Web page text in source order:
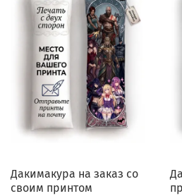
Дакимакура на заказ со
своим принтом